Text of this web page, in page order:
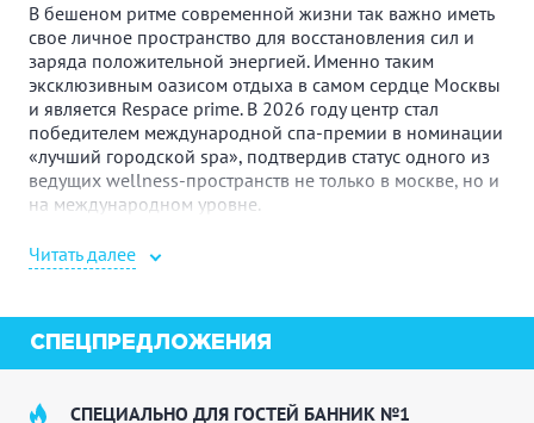
В бешеном ритме современной жизни так важно иметь
свое личное пространство для восстановления сил и
заряда положительной энергией. Именно таким
эксклюзивным оазисом отдыха в самом сердце Москвы
и является Respace prime. В 2026 году центр стал
победителем международной спа-премии в номинации
«лучший городской spa», подтвердив статус одного из
ведущих wellness-пространств не только в москве, но и
на международном уровне.
Это заведение, где все продумано до мелочей для
вашего максимального комфорта и расслабления.
prime Wellness & SPA уже с первых шагов погружает вас
в мир истинного умиротворения, позволяя оставить
за дверями суету большого города.
Здесь вы обретете долгожданную возможность
Читать далее
СПЕЦПРЕДЛОЖЕНИЯ
СПЕЦИАЛЬНО ДЛЯ ГОСТЕЙ БАННИК №1